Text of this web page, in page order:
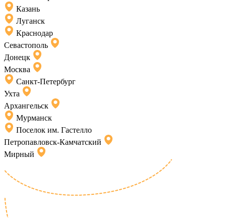
Казань
Луганск
Краснодар
Севастополь
Донецк
Москва
Санкт-Петербург
Ухта
Архангельск
Мурманск
Поселок им. Гастелло
Петропавловск-Камчатский
Мирный